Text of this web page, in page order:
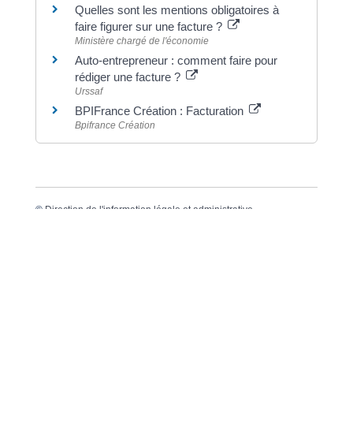
Quelles sont les mentions obligatoires à
faire figurer sur une facture ?
Ministère chargé de l'économie
Auto-entrepreneur : comment faire pour
rédiger une facture ?
Urssaf
BPIFrance Création : Facturation
Bpifrance Création
© Direction de l'information légale et administrative